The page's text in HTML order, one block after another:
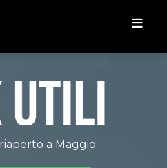
a Maggio.